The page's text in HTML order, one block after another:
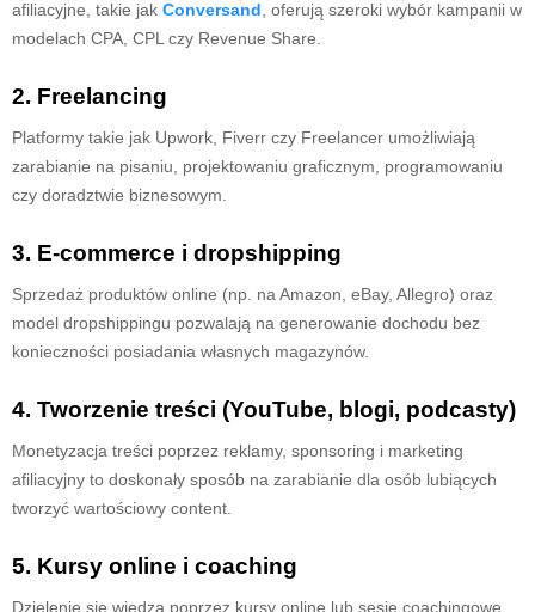
afiliacyjne, takie jak Conversand , oferują szeroki wybór kampanii w
modelach CPA, CPL czy Revenue Share.
2. Freelancing
Platformy takie jak Upwork, Fiverr czy Freelancer umożliwiają
zarabianie na pisaniu, projektowaniu graficznym, programowaniu
czy doradztwie biznesowym.
3. E-commerce i dropshipping
Sprzedaż produktów online (np. na Amazon, eBay, Allegro) oraz
model dropshippingu pozwalają na generowanie dochodu bez
konieczności posiadania własnych magazynów.
4. Tworzenie treści (YouTube, blogi, podcasty)
Monetyzacja treści poprzez reklamy, sponsoring i marketing
afiliacyjny to doskonały sposób na zarabianie dla osób lubiących
tworzyć wartościowy content.
5. Kursy online i coaching
Dzielenie się wiedzą poprzez kursy online lub sesje coachingowe